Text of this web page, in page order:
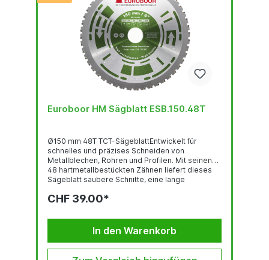
Euroboor HM Sägblatt ESB.150.48T
Ø150 mm 48T TCT-SägeblattEntwickelt für
schnelles und präzises Schneiden von
Metallblechen, Rohren und Profilen. Mit seinen
48 hartmetallbestückten Zähnen liefert dieses
Sägeblatt saubere Schnitte, eine lange
CHF 39.00*
In den Warenkorb